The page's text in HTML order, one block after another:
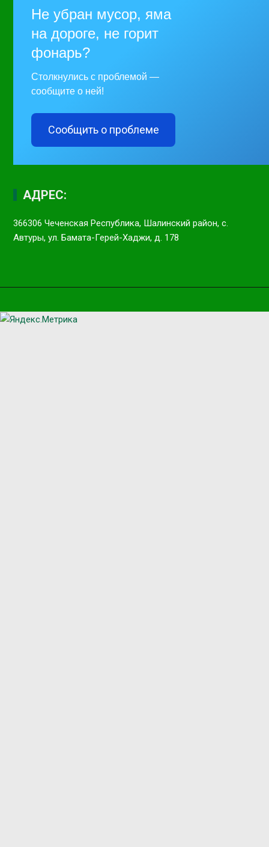
Не убран мусор, яма
на дороге, не горит
фонарь?
Столкнулись с проблемой —
сообщите о ней!
Сообщить о проблеме
АДРЕС:
366306 Чеченская Республика, Шалинский район, с.
Автуры, ул. Бамата-Герей-Хаджи, д. 178